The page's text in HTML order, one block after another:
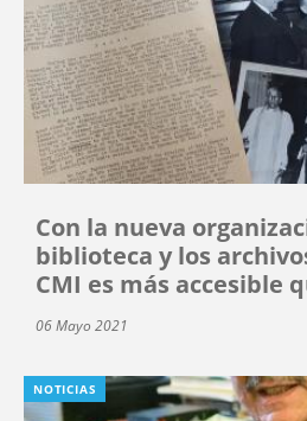
Con la nueva
biblioteca y los
CMI es más accesible
06 Mayo 2021
NOTICIAS